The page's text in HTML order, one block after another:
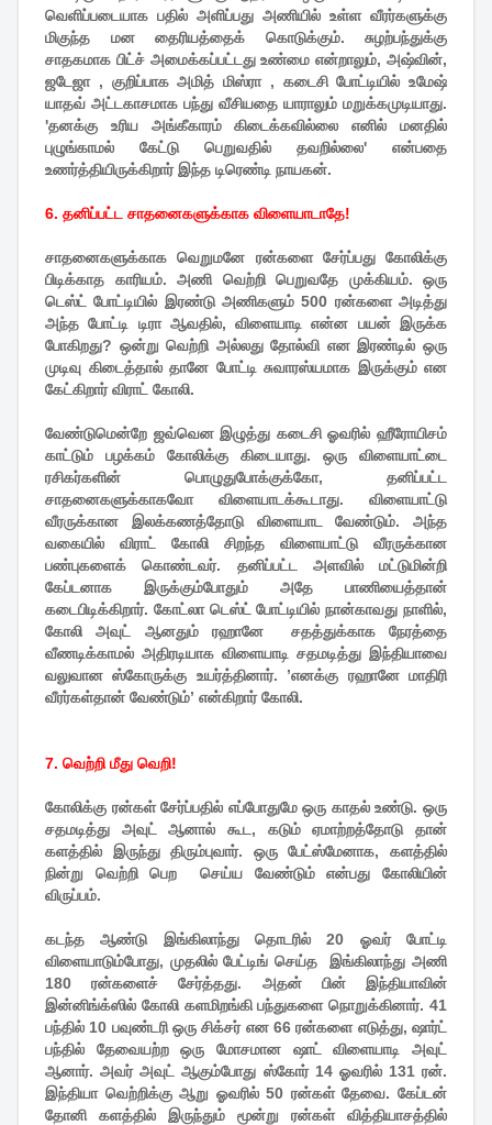
வெளிப்படையாக பதில் அளிப்பது அணியில் உள்ள வீரர்களுக்கு
மிகுந்த மன தைரியத்தைக் கொடுக்கும். சுழற்பந்துக்கு
சாதகமாக பிட்ச் அமைக்கப்பட்டது உண்மை என்றாலும், அஷ்வின்,
ஜடேஜா , குறிப்பாக அமித் மிஸ்ரா , கடைசி போட்டியில் உமேஷ்
யாதவ் அட்டகாசமாக பந்து வீசியதை யாராலும் மறுக்கமுடியாது.
'தனக்கு உரிய அங்கீகாரம் கிடைக்கவில்லை எனில் மனதில்
புழுங்காமல் கேட்டு பெறுவதில் தவறில்லை' என்பதை
உணர்த்தியிருக்கிறார் இந்த டிரெண்டி நாயகன்.
6. தனிப்பட்ட சாதனைகளுக்காக விளையாடாதே!
சாதனைகளுக்காக வெறுமனே ரன்களை சேர்ப்பது கோலிக்கு
பிடிக்காத காரியம். அணி வெற்றி பெறுவதே முக்கியம். ஒரு
டெஸ்ட் போட்டியில் இரண்டு அணிகளும் 500 ரன்களை அடித்து
அந்த போட்டி டிரா ஆவதில், விளையாடி என்ன பயன் இருக்க
போகிறது? ஒன்று வெற்றி அல்லது தோல்வி என இரண்டில் ஒரு
முடிவு கிடைத்தால் தானே போட்டி சுவாரஸ்யமாக இருக்கும் என
கேட்கிறார் விராட் கோலி.
வேண்டுமென்றே ஜவ்வென இழுத்து கடைசி ஓவரில் ஹீரோயிசம்
காட்டும் பழக்கம் கோலிக்கு கிடையாது. ஒரு விளையாட்டை
ரசிகர்களின் பொழுதுபோக்குக்கோ, தனிப்பட்ட
சாதனைகளுக்காகவோ விளையாடக்கூடாது. விளையாட்டு
வீரருக்கான இலக்கணத்தோடு விளையாட வேண்டும். அந்த
வகையில் விராட் கோலி சிறந்த விளையாட்டு வீரருக்கான
பண்புகளைக் கொண்டவர். தனிப்பட்ட அளவில் மட்டுமின்றி
கேப்டனாக இருக்கும்போதும் அதே பாணியைத்தான்
கடைபிடிக்கிறார். கோட்லா டெஸ்ட் போட்டியில் நான்காவது நாளில்,
கோலி அவுட் ஆனதும் ரஹானே சதத்துக்காக நேரத்தை
வீணடிக்காமல் அதிரடியாக விளையாடி சதமடித்து இந்தியாவை
வலுவான ஸ்கோருக்கு உயர்த்தினார். ’எனக்கு ரஹானே மாதிரி
வீரர்கள்தான் வேண்டும்’ என்கிறார் கோலி.
7. வெற்றி மீது வெறி!
கோலிக்கு ரன்கள் சேர்ப்பதில் எப்போதுமே ஒரு காதல் உண்டு. ஒரு
சதமடித்து அவுட் ஆனால் கூட, கடும் ஏமாற்றத்தோடு தான்
களத்தில் இருந்து திரும்புவார். ஒரு பேட்ஸ்மேனாக, களத்தில்
நின்று வெற்றி பெற செய்ய வேண்டும் என்பது கோலியின்
விருப்பம்.
கடந்த ஆண்டு இங்கிலாந்து தொடரில் 20 ஓவர் போட்டி
விளையாடும்போது, முதலில் பேட்டிங் செய்த இங்கிலாந்து அணி
180 ரன்களைச் சேர்த்தது. அதன் பின் இந்தியாவின்
இன்னிங்க்ஸில் கோலி களமிறங்கி பந்துகளை நொறுக்கினார். 41
பந்தில் 10 பவுண்டரி ஒரு சிக்சர் என 66 ரன்களை எடுத்து, ஷார்ட்
பந்தில் தேவையற்ற ஒரு மோசமான ஷாட் விளையாடி அவுட்
ஆனார். அவர் அவுட் ஆகும்போது ஸ்கோர் 14 ஓவரில் 131 ரன்.
இந்தியா வெற்றிக்கு ஆறு ஓவரில் 50 ரன்கள் தேவை. கேப்டன்
தோனி களத்தில் இருந்தும் மூன்று ரன்கள் வித்தியாசத்தில்